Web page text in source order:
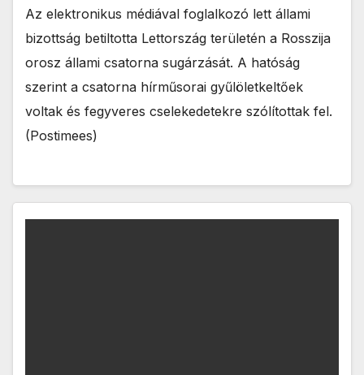
Az elektronikus médiával foglalkozó lett állami
bizottság betiltotta Lettország területén a Rosszija
orosz állami csatorna sugárzását. A hatóság
szerint a csatorna hírműsorai gyűlöletkeltőek
voltak és fegyveres cselekedetekre szólítottak fel.
(Postimees)